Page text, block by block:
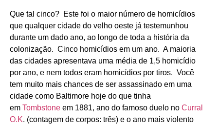
Que tal cinco? Este foi o maior número de homicídios
que qualquer cidade do velho oeste já testemunhou
durante um dado ano, ao longo de toda a história da
colonização. Cinco homicídios em um ano. A maioria
das cidades apresentava uma média de 1,5 homicídio
por ano, e nem todos eram homicídios por tiros. Você
tem muito mais chances de ser assassinado em uma
cidade como Baltimore hoje do que tinha
em Tombstone em 1881, ano do famoso duelo no Curral
O.K. (contagem de corpos: três) e o ano mais violento